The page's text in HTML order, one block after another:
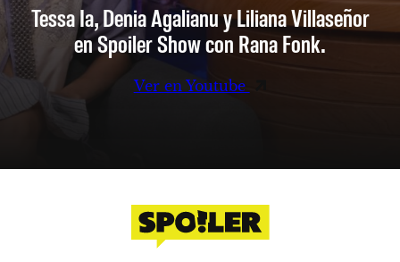
Tessa Ia, Denia Agalianu y Liliana Villaseñor
en Spoiler Show con Rana Fonk.
Ver en Youtube